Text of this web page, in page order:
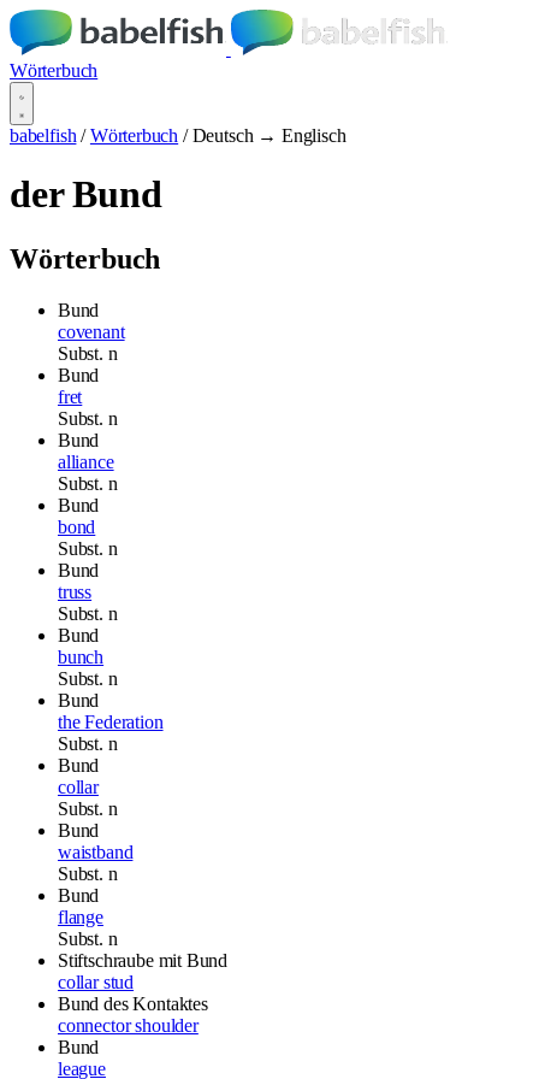
Wörterbuch
babelfish / Wörterbuch / Deutsch → Englisch
der Bund
Wörterbuch
Bund
covenant
Subst. n
Bund
fret
Subst. n
Bund
alliance
Subst. n
Bund
bond
Subst. n
Bund
truss
Subst. n
Bund
bunch
Subst. n
Bund
the Federation
Subst. n
Bund
collar
Subst. n
Bund
waistband
Subst. n
Bund
flange
Subst. n
Stiftschraube mit Bund
collar stud
Bund des Kontaktes
connector shoulder
Bund
league